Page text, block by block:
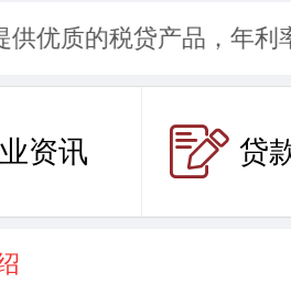
质的税贷产品，年利
资讯 贷